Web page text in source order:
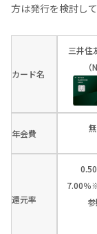
方は発行を検討し
カード名
三井住
（
年会費
還元率
7.00％